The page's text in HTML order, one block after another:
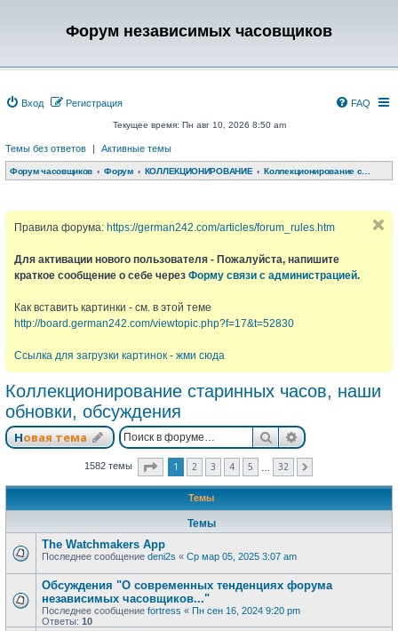
Форум независимых часовщиков
Вход Регистрация FAQ
Текущее время: Пн авг 10, 2026 8:50 am
Темы без ответов | Активные темы
Форум часовщиков Форум КОЛЛЕКЦИОНИРОВАНИЕ
Правила форума: https://german242.com/articles/forum_rules.htm
Для активации нового пользователя - Пожалуйста, напишите
краткое сообщение о себе через Форму связи с администрацией.
Как вставить картинки - см. в этой теме
http://board.german242.com/viewtopic.php?f=17&t=52830
Ссылка для загрузки картинок - жми сюда
Коллекционирование старинных часов, наши
обновки, обсуждения
Новая тема ПоискРасширенный
1582 темы Страница из
1 2 3 4 5 32
Темы
Темы
The Watchmakers App
Последнее сообщение deni2s « Ср мар 05, 2025 3:07 am
Обсуждения "О современных тенденциях форума
независимых часовщиков..."
Последнее сообщение fortress « Пн сен 16, 2024 9:20 pm
Ответы: 10